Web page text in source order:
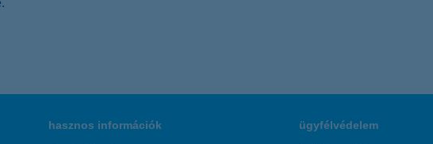
hasznos információk ügyfélvédelem